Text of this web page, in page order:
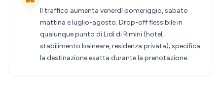
Il traffico aumenta venerdì pomeriggio, sabato
mattina e luglio-agosto. Drop-off flessibile in
qualunque punto di Lidi di Rimini (hotel,
stabilimento balneare, residenza privata); specifica
la destinazione esatta durante la prenotazione.